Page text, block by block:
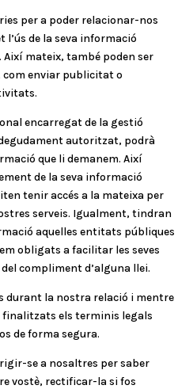
per a poder relacionar-nos
l’ús de la seva informació
mateix, també poden ser
enviar publicitat o
encarregat de la gestió
autoritzat, podrà
que li demanem. Així
de la seva informació
tenir accés a la mateixa per
serveis. Igualment, tindran
aquelles entitats públiques
obligats a facilitar les seves
compliment d’alguna llei.
durant la nostra relació i mentre
finalitzats els terminis legals
de forma segura.
se a nosaltres per saber
vostè, rectificar-la si fos